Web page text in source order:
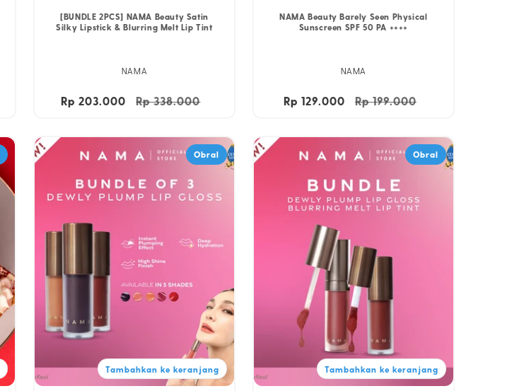
[BUNDLE 2PCS] NAMA Beauty Satin
Silky Lipstick & Blurring Melt Lip Tint
NAMA
Rp 203.000
Harga
Rp 338.000
NAMA Beauty Barely Seen Physical
Sunscreen SPF 50 PA ++++
NAMA
Rp 129.000
Harga
Rp 199.000
Obral
Tambahkan ke keranjang
Obral
Tambahkan ke keranjang